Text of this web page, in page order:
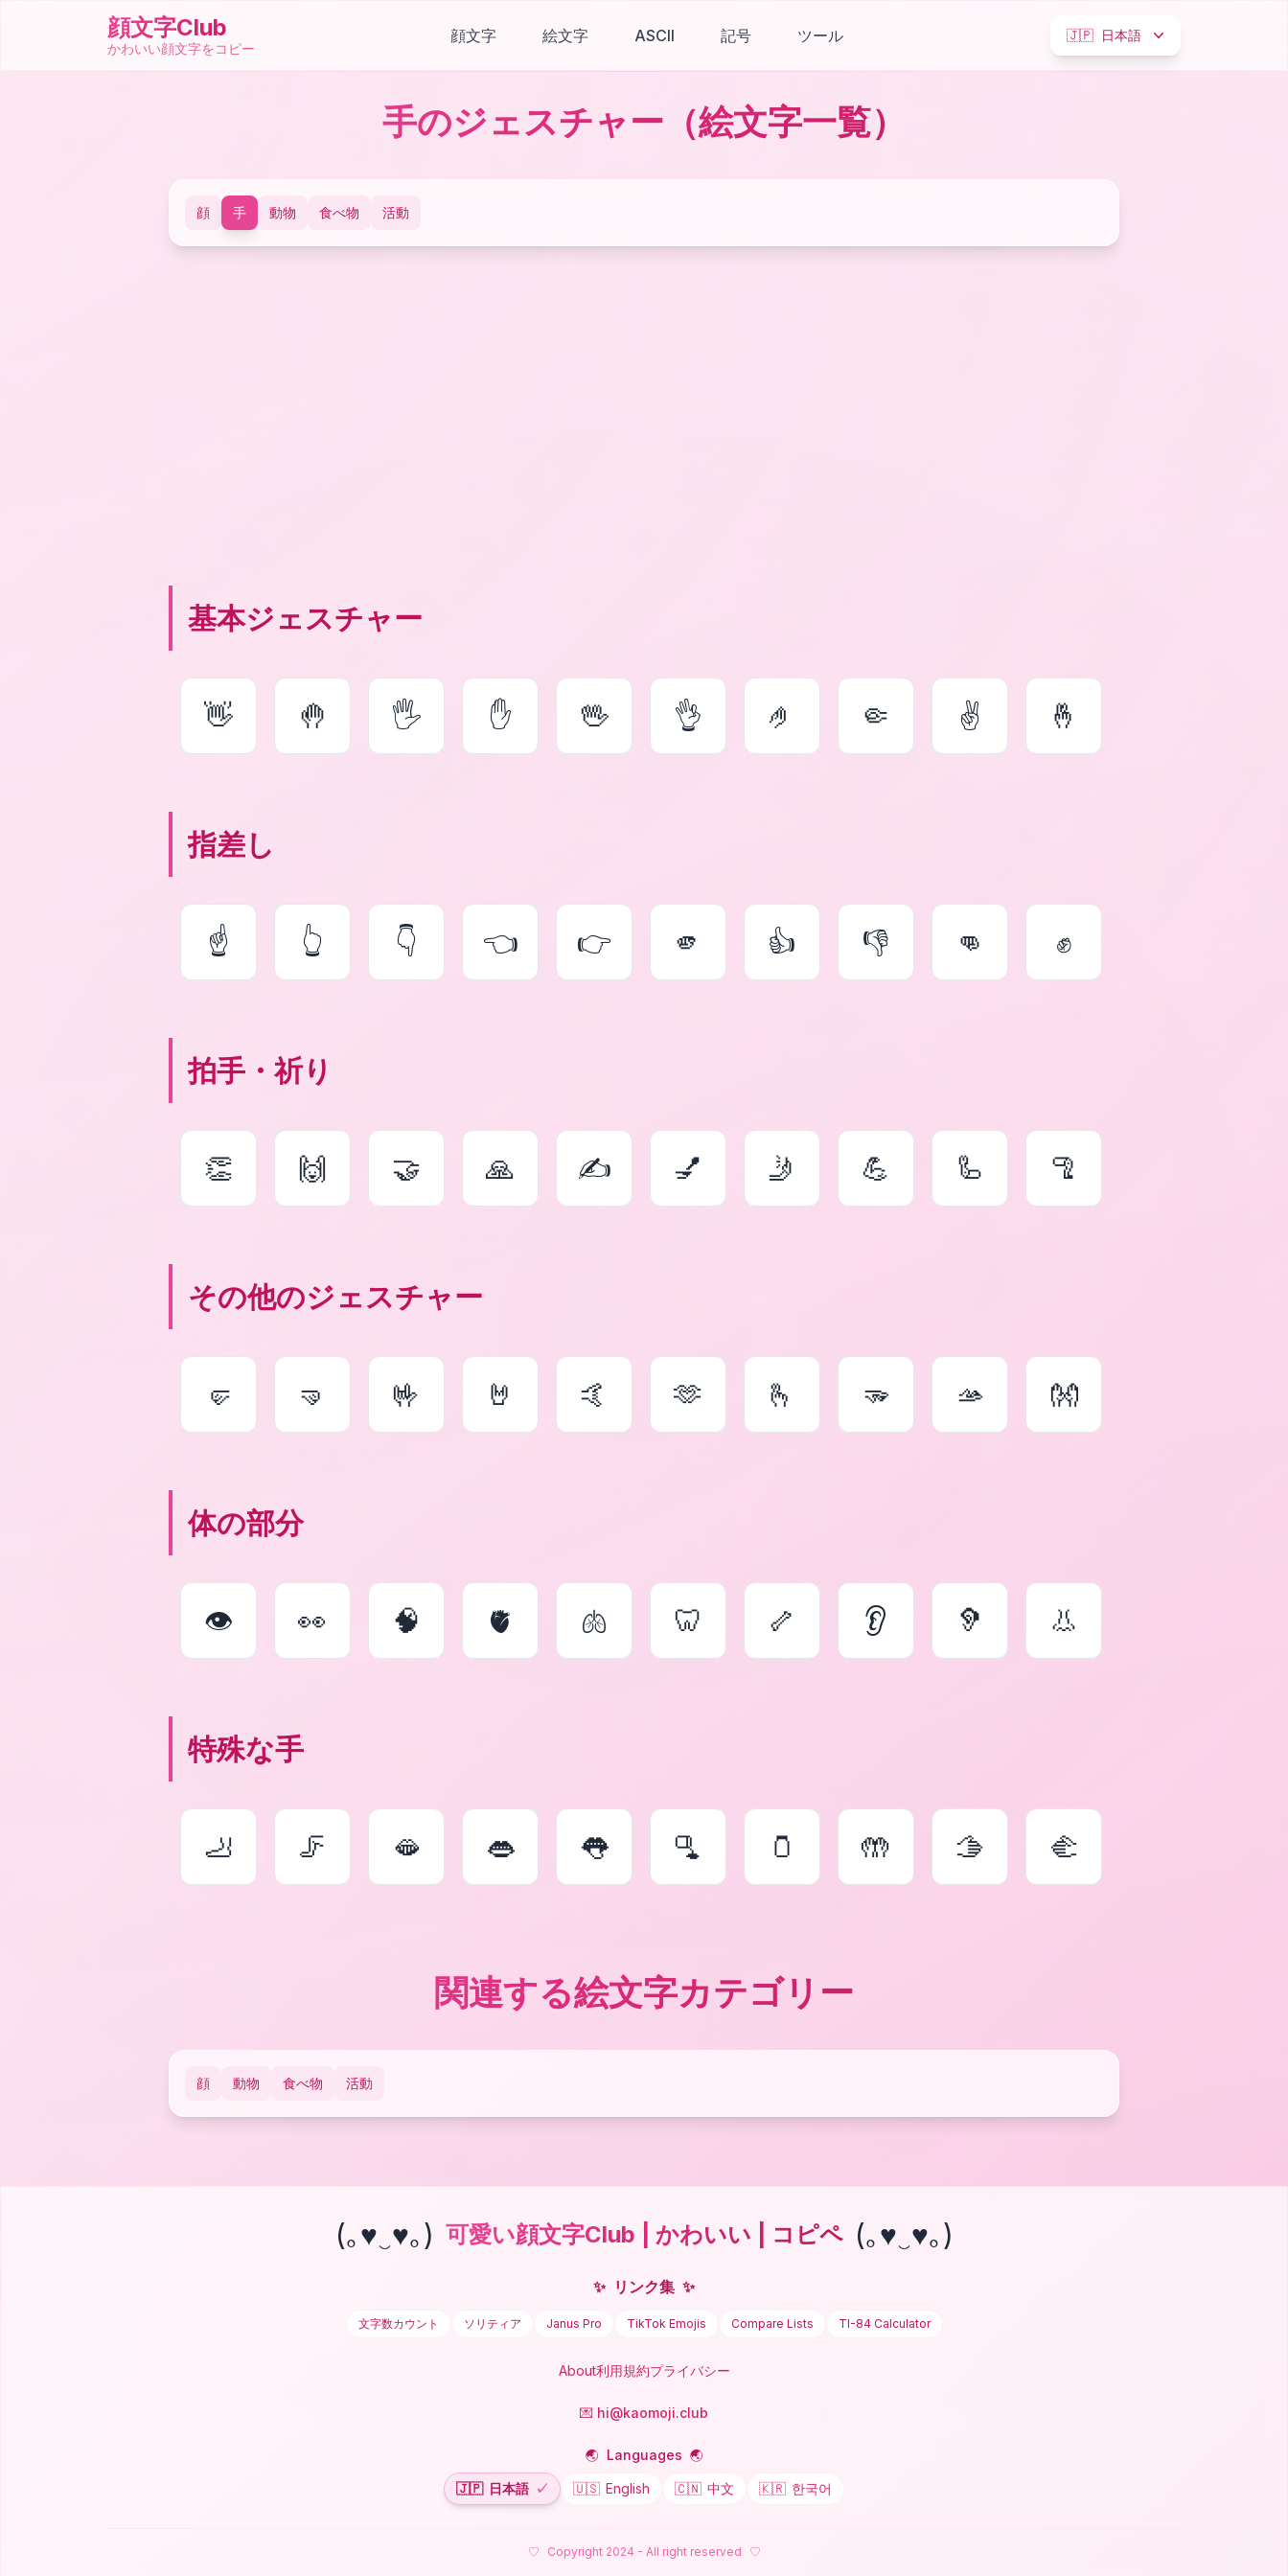
顔文字Club
かわいい顔文字をコピー
顔文字 絵文字 ASCII 記号 ツール 🇯🇵 日本語
手のジェスチャー （絵文字一覧）
顔 手 動物 食べ物 活動
基本ジェスチャー
👋 🤚 🖐 ✋ 🖖 👌 🤌 🤏 ✌ 🤞
指差し
☝ 👆 👇 👈 👉 🫵 👍 👎 👊 ✊
拍手・祈り
👏 🙌 🤝 🙏 ✍ 💅 🤳 💪 🦾 🦿
その他のジェスチャー
🤛 🤜 🤟 🤘 🤙 🫶 🫰 🫳 🫴 👐
体の部分
👁 👀 🧠 🫀 🫁 🦷 🦴 👂 🦻 👃
特殊な手
🦶 🦵 🫦 👄 👅 🫗 🫙 🤲 🫱 🫲
関連する絵文字カテゴリー
顔 動物 食べ物 活動
(｡♥‿♥｡) 可愛い顔文字Club | かわいい | コピペ (｡♥‿♥｡)
✨ リンク集 ✨
文字数カウント ソリティア Janus Pro TikTok Emojis Compare Lists TI-84 Calculator
About利用規約プライバシー
💌 hi@kaomoji.club
🌏 Languages 🌏
🇯🇵 日本語 ✓ 🇺🇸 English 🇨🇳 中文 🇰🇷 한국어
♡ Copyright 2024 - All right reserved ♡